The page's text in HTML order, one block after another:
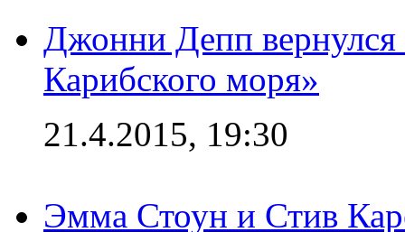
Джонни Депп
Карибского моря»
21.4.2015, 19:30
Эмма Стоун и Стив